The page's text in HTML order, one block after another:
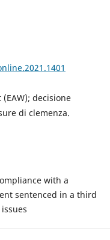
decisione
di clemenza.
with a
sentenced in a third